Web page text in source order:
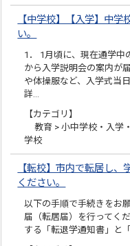
【中学校】【入学】中
い。
1． 1月頃に、現在通学中
から入学説明会の案内
や体操服など、入学式当
詳…
【カテゴリ】
教育 > 小中学校・入学
学校
【転校】市内で転居し
ください。
以下の手順で手続きをお
届（転居届）を行って
する「転退学通知書」と